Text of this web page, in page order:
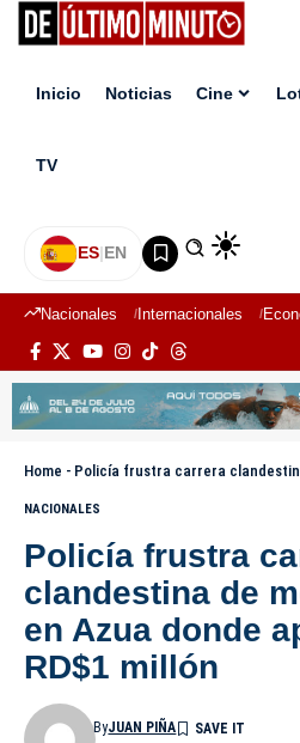
Inicio Noticias Cine
TV
ES|EN
Nacionales Internacionales
Home - Policía frustra carrera clandestina de
NACIONALES
Policía frustra
clandestina de
en Azua donde
RD$1 millón
ByJUAN PIÑA